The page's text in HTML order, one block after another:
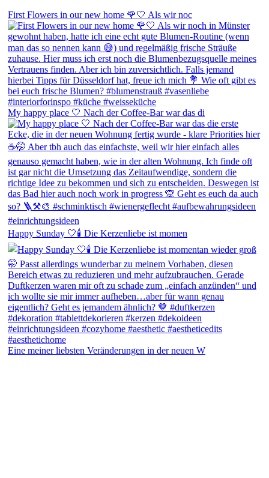
First Flowers in our new home 🌹🤍 Als wir noc
My happy place 🤍 Nach der Coffee-Bar war das di
Happy Sunday 🤍🕯️ Die Kerzenliebe ist momen
Eine meiner liebsten Veränderungen in der neuen W